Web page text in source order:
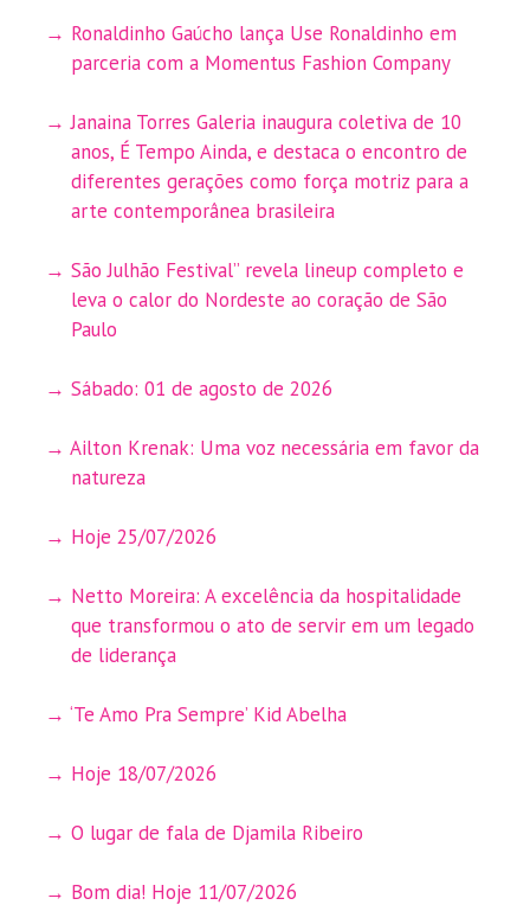
Ronaldinho Gaúcho lança Use Ronaldinho em
parceria com a Momentus Fashion Company
Janaina Torres Galeria inaugura coletiva de 10
anos, É Tempo Ainda, e destaca o encontro de
diferentes gerações como força motriz para a
arte contemporânea brasileira
São Julhão Festival” revela lineup completo e
leva o calor do Nordeste ao coração de São
Paulo
Sábado: 01 de agosto de 2026
Ailton Krenak: Uma voz necessária em favor da
natureza
Hoje 25/07/2026
Netto Moreira: A excelência da hospitalidade
que transformou o ato de servir em um legado
de liderança
‘Te Amo Pra Sempre’ Kid Abelha
Hoje 18/07/2026
O lugar de fala de Djamila Ribeiro
Bom dia! Hoje 11/07/2026